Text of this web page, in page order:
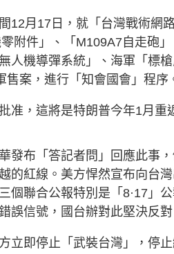
12月17日，就「台灣戰術網
零附件」、「M109A7自走砲
人機導彈系統」、海軍「標
售案，進行「知會國會」程序
准，這將是特朗普今年1月重
發布「答記者問」回應此事
的紅線。美方悍然宣布向台
個聯合公報特別是「8·17」
誤信號，國台辦對此堅決反對
立即停止「武裝台灣」，停